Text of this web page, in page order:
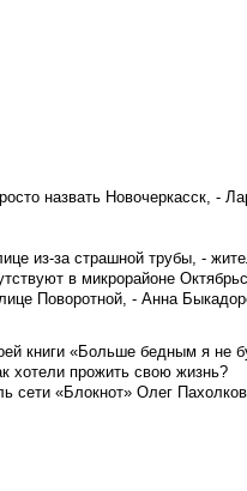
назвать Новочеркасск, -
из-за страшной трубы, -
в микрорайоне
Поворотной, - Анна
книги «Больше бедным я не
хотели прожить свою жизнь?
сети «Блокнот» Олег Пахолков